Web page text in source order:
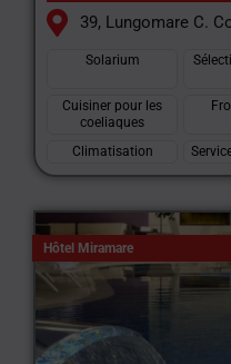
39, Lungomare C.
Solarium
Cuisiner pour les
coeliaques
Climatisation
Hôtel Miramare